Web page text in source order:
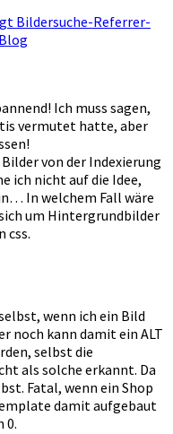
Bildersuche-Referrer-
Ich muss sagen,
vermutet hatte, aber
von der Indexierung
ich nicht auf die Idee,
In welchem Fall wäre
um Hintergrundbilder
css.
wenn ich ein Bild
noch kann damit ein ALT
selbst die
als solche erkannt. Da
Fatal, wenn ein Shop
damit aufgebaut
0.